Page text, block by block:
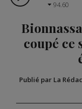
94.60
coupé ce
Publié par La